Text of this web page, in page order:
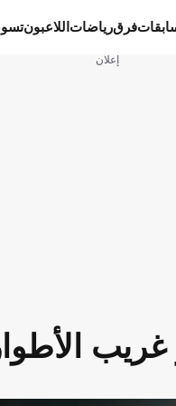
فرقرياضات اللاعبون
إعلان